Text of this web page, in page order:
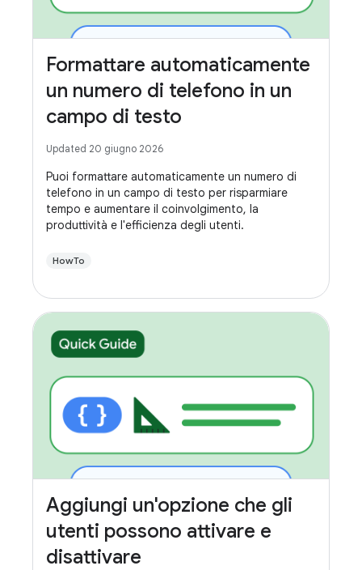
Formattare automaticamente
un numero di telefono in un
campo di testo
Updated 20 giugno 2026
Puoi formattare automaticamente un numero di
telefono in un campo di testo per risparmiare
tempo e aumentare il coinvolgimento, la
produttività e l'efficienza degli utenti.
HowTo
Aggiungi un'opzione che gli
utenti possono attivare e
disattivare